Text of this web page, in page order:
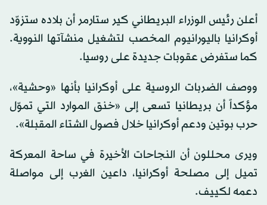
أعلن رئيس الوزراء البريطاني كير ستارمر أن بلاده ستزوّد
أوكرانيا باليورانيوم المخصب لتشغيل منشآتها النووية.
كما ستفرض عقوبات جديدة على روسيا.
ووصف الضربات الروسية على أوكرانيا بأنها «وحشية»،
مؤكداً أن بريطانيا تسعى إلى «خنق الموارد التي تموّل
حرب بوتين ودعم أوكرانيا خلال فصول الشتاء المقبلة».
ويرى محللون أن النجاحات الأخيرة في ساحة المعركة
تميل إلى مصلحة أوكرانيا، داعين الغرب إلى مواصلة
دعمه لكييف.